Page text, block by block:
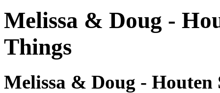
Melissa & Doug -
Things
Melissa & Doug - Houten